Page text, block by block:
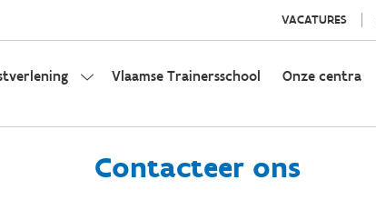
VACATURES
Vlaamse Trainersschool Onze centra
Contacteer ons